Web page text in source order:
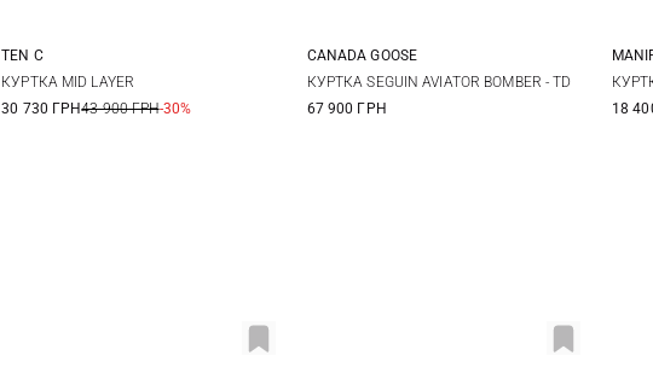
50 52
TEN C
КУРТКА MID LAYER
30 730 ГРН43 900 ГРН-30%
M L XL
CANADA GOOSE
КУРТКА SEGUIN AVIATOR BOMBER - TD
67 900 ГРН
18